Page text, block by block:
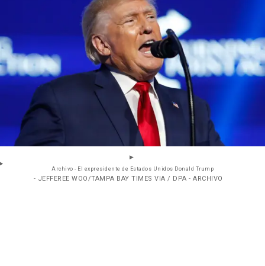
Archivo - El expresidente de Estados Unidos Donald Trump
- JEFFEREE WOO/TAMPA BAY TIMES VIA / DPA - ARCHIVO